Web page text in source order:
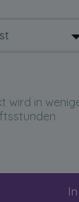
wird in